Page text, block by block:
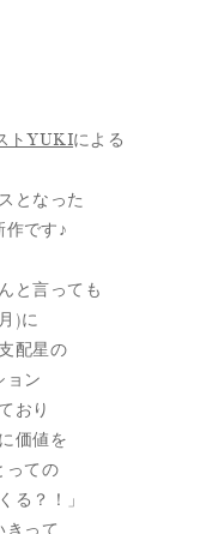
トYUKIによる
となった
です♪
と言っても
)に
配星の
ョン
おり
価値を
っての
る？！」
きって